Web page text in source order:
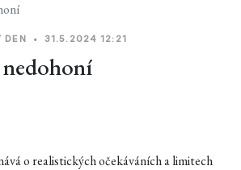
DEN • 31.5.2024 12:21
nedohoní
o realistických očekáváních a limitech